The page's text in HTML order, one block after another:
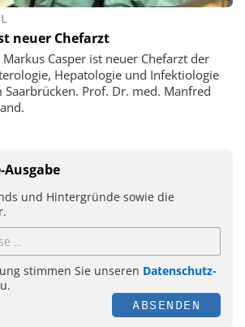
neuer Chefarzt
Casper ist neuer Chefarzt der
Hepatologie und Infektiologie
Prof. Dr. med. Manfred
und Hintergründe sowie die
stimmen Sie unseren Datenschutz-
ABSENDEN